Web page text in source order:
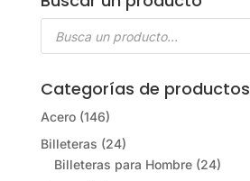
Búsqueda
Categorías de productos
Acero (146)
Billeteras (24)
Billeteras para Hombre (24)